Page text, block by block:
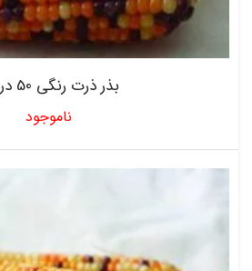
بذر ذرت رنگی 50 درصد
ناموجود